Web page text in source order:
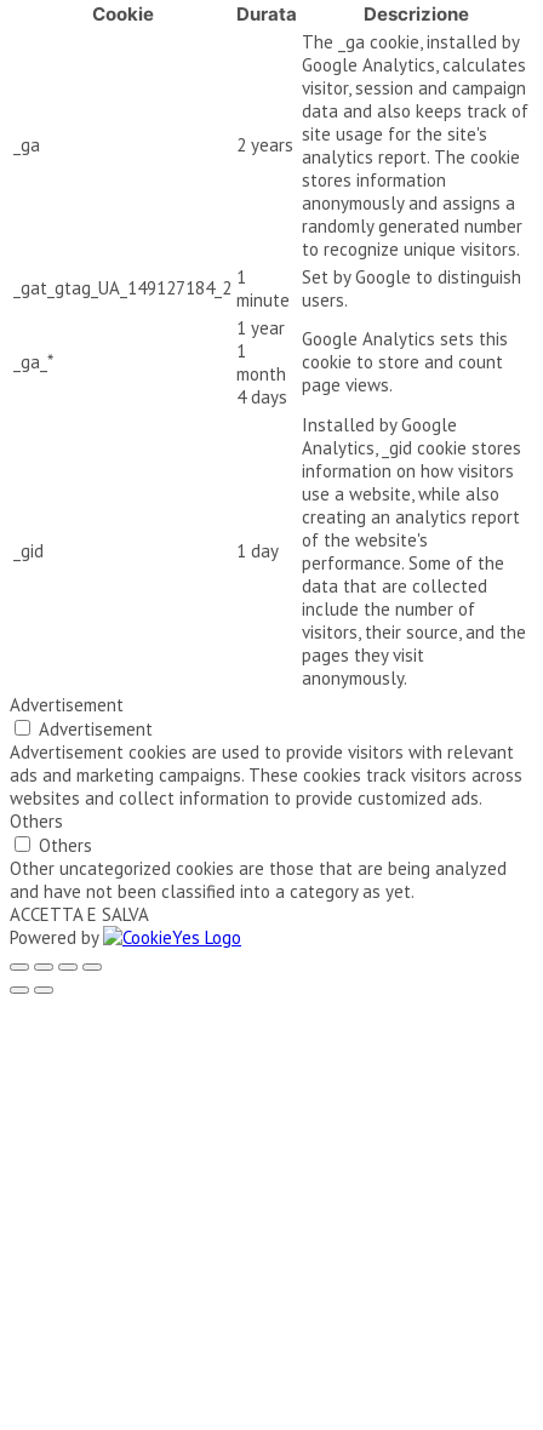
Cookie
Durata Descrizione
_ga 2 years
The _ga cookie, installed by
Google Analytics, calculates
visitor, session and campaign
data and also keeps track of
site usage for the site's
analytics report. The cookie
stores information
anonymously and assigns a
randomly generated number
to recognize unique visitors.
_gat_gtag_UA_149127184_2 1
minute
Set by Google to distinguish
users.
_ga_*
1 year
1
month
4 days
Google Analytics sets this
cookie to store and count
page views.
_gid 1 day
Installed by Google
Analytics, _gid cookie stores
information on how visitors
use a website, while also
creating an analytics report
of the website's
performance. Some of the
data that are collected
include the number of
visitors, their source, and the
pages they visit
anonymously.
Advertisement
Advertisement
Advertisement cookies are used to provide visitors with relevant
ads and marketing campaigns. These cookies track visitors across
websites and collect information to provide customized ads.
Others
Others
Other uncategorized cookies are those that are being analyzed
and have not been classified into a category as yet.
ACCETTA E SALVA
Powered by